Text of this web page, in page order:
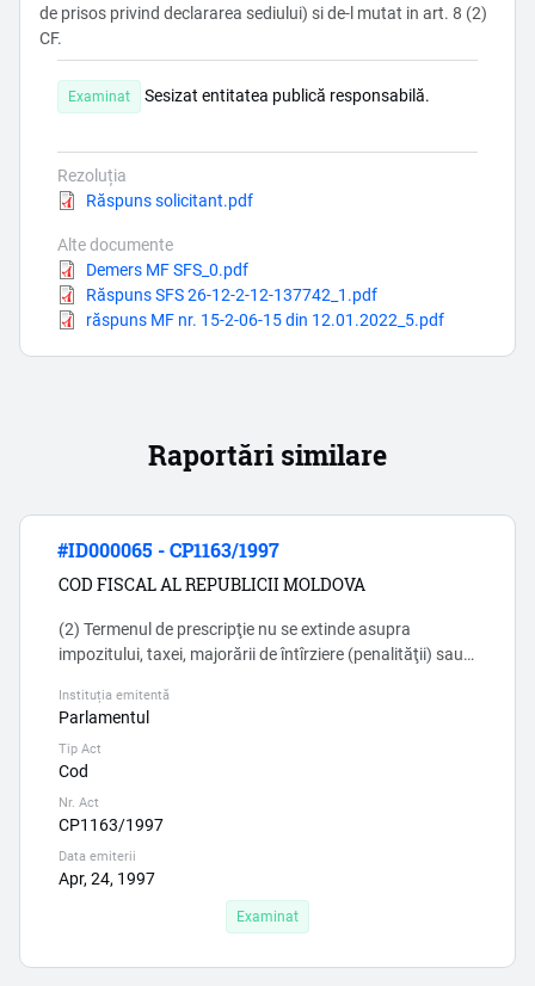
de prisos privind declararea sediului) si de-l mutat in art. 8 (2)
CF.
Examinat Sesizat entitatea publică responsabilă.
Rezoluția
Document
Răspuns solicitant.pdf
Alte documente
Document
Demers MF SFS_0.pdf
Document
Răspuns SFS 26-12-2-12-137742_1.pdf
Document
răspuns MF nr. 15-2-06-15 din 12.01.2022_5.pdf
Raportări similare
#ID000065 - CP1163/1997
COD FISCAL AL REPUBLICII MOLDOVA
(2) Termenul de prescripţie nu se extinde asupra
impozitului, taxei, majorării de întîrziere (penalităţii) sau
concrete dacă darea de seamă fiscală care stabileşte
obligaţia fiscală conţine informaţii ce induc în eroare sau
reflectă fapte ce constituie infracţiuni fiscale ori nu a fost
prezentată. Acest alineat incalca drepturil...
Instituția emitentă
Parlamentul
Tip Act
Cod
Nr. Act
CP1163/1997
Data emiterii
Apr, 24, 1997
Examinat